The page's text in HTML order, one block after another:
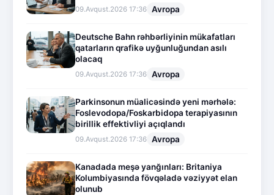
09.Avqust.2026 17:36 Avropa
Deutsche Bahn rəhbərliyinin mükafatları
qatarların qrafikə uyğunluğundan asılı
olacaq
09.Avqust.2026 17:36 Avropa
Parkinsonun müalicəsində yeni mərhələ:
Foslevodopa/Foskarbidopa terapiyasının
birillik effektivliyi açıqlandı
09.Avqust.2026 17:36 Avropa
Kanadada meşə yanğınları: Britaniya
Kolumbiyasında fövqəladə vəziyyət elan
olunub